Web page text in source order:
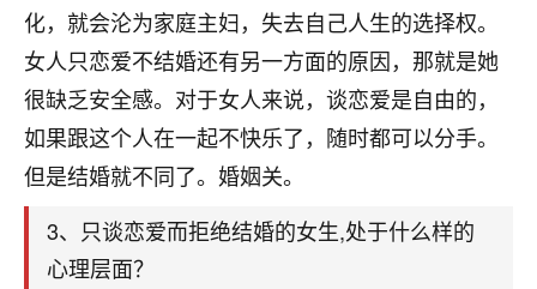
化，就会沦为家庭主妇，失去自己人生的选择权。
女人只恋爱不结婚还有另一方面的原因，那就是她
很缺乏安全感。对于女人来说，谈恋爱是自由的，
如果跟这个人在一起不快乐了，随时都可以分手。
但是结婚就不同了。婚姻关。
3、只谈恋爱而拒绝结婚的女生,处于什么样的
心理层面？
家底快败光了，真是倒霉！我也想找人看看到底怎么
回事？
鹿森：你可以找老师看看，人有时不服命不行
啊！
太阳当空赵
：我也做餐饮的，生意不算大，但
是我从找店开始都是找慧来老师跟进的，选
址、风水、还有开业日子，哪哪都看了，虽然
大环境不好，但是我家生意还可以，前几天又
刚找老师做了补财库，希望财运更好一点！